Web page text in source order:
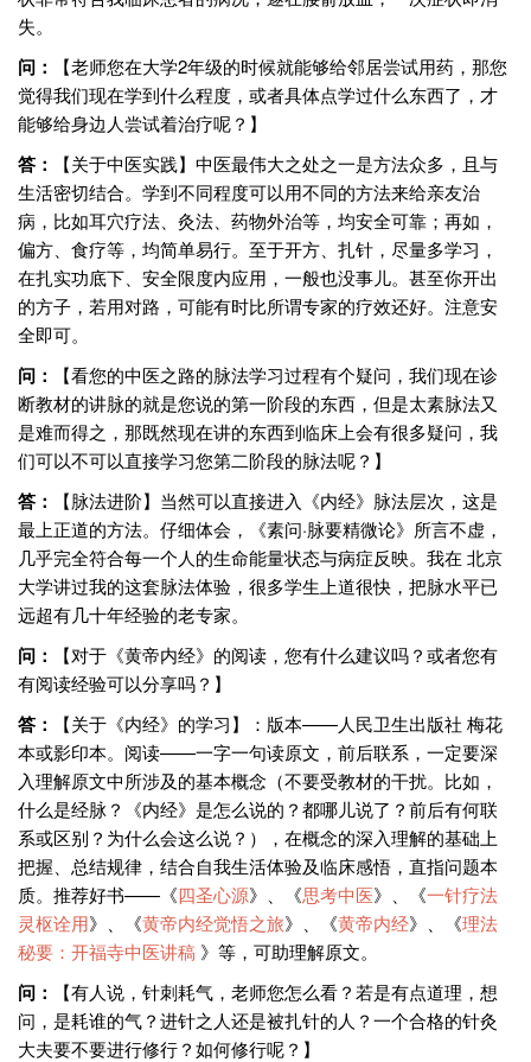
失。
问：
【老师您在大学2年级的时候就能够给邻居尝试用药，那您
觉得我们现在学到什么程度，或者具体点学过什么东西了，才
能够给身边人尝试着治疗呢？】
答：
【关于中医实践】中医最伟大之处之一是方法众多，且与
生活密切结合。学到不同程度可以用不同的方法来给亲友治
病，比如耳穴疗法、灸法、药物外治等，均安全可靠；再如，
偏方、食疗等，均简单易行。至于开方、扎针，尽量多学习，
在扎实功底下、安全限度内应用，一般也没事儿。甚至你开出
的方子，若用对路，可能有时比所谓专家的疗效还好。注意安
全即可。
问：
【看您的中医之路的脉法学习过程有个疑问，我们现在诊
断教材的讲脉的就是您说的第一阶段的东西，但是太素脉法又
是难而得之，那既然现在讲的东西到临床上会有很多疑问，我
们可以不可以直接学习您第二阶段的脉法呢？】
答：
【脉法进阶】当然可以直接进入《内经》脉法层次，这是
最上正道的方法。仔细体会，《素问·脉要精微论》所言不虚，
几乎完全符合每一个人的生命能量状态与病症反映。我在 北京
大学讲过我的这套脉法体验，很多学生上道很快，把脉水平已
远超有几十年经验的老专家。
问：
【对于《黄帝内经》的阅读，您有什么建议吗？或者您有
有阅读经验可以分享吗？】
答：
【关于《内经》的学习】：版本——人民卫生出版社 梅花
本或影印本。阅读——一字一句读原文，前后联系，一定要深
入理解原文中所涉及的基本概念（不要受教材的干扰。比如，
什么是经脉？《内经》是怎么说的？都哪儿说了？前后有何联
系或区别？为什么会这么说？），在概念的深入理解的基础上
把握、总结规律，结合自我生活体验及临床感悟，直指问题本
质。推荐好书——《四圣心源》、《思考中医》、《一针疗法
灵枢诠用》、《黄帝内经觉悟之旅》、《黄帝内经》、《理法
秘要：开福寺中医讲稿 》等，可助理解原文。
问：
【有人说，针刺耗气，老师您怎么看？若是有点道理，想
问，是耗谁的气？进针之人还是被扎针的人？一个合格的针灸
大夫要不要进行修行？如何修行呢？】